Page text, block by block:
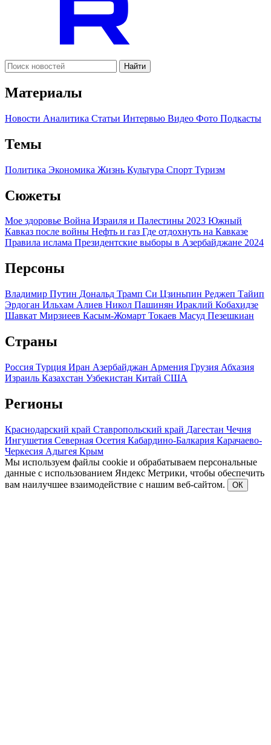
Найти
Материалы
Новости Аналитика Статьи Интервью Видео Фото Подкасты
Темы
Политика Экономика Жизнь Культура Спорт Туризм
Сюжеты
Мое здоровье Война Израиля и Палестины 2023 Южный
Кавказ после войны Нефть и газ Где отдохнуть на Кавказе
Правила ислама Президентские выборы в Азербайджане 2024
Персоны
Владимир Путин Дональд Трамп Си Цзиньпин Реджеп Тайип
Эрдоган Ильхам Алиев Никол Пашинян Ираклий Кобахидзе
Шавкат Мирзиеев Касым-Жомарт Токаев Масуд Пезешкиан
Страны
Россия Турция Иран Азербайджан Армения Грузия Абхазия
Израиль Казахстан Узбекистан Китай США
Регионы
Краснодарский край Ставропольский край Дагестан Чечня
Ингушетия Северная Осетия Кабардино-Балкария Карачаево-
Черкесия Адыгея Крым
Мы используем файлы cookie и обрабатываем персональные
данные с использованием Яндекс Метрики, чтобы обеспечить
вам наилучшее взаимодействие с нашим веб-сайтом.
ОК